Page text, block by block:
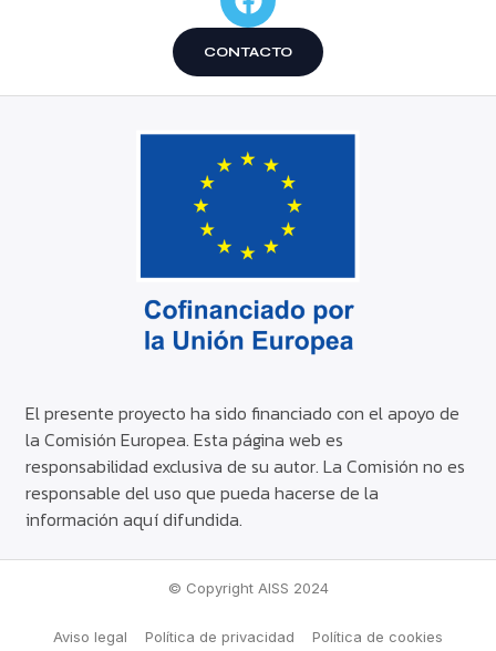
CONTACTO
El presente proyecto ha sido financiado con el apoyo de
la Comisión Europea. Esta página web es
responsabilidad exclusiva de su autor. La Comisión no es
responsable del uso que pueda hacerse de la
información aquí difundida.
© Copyright AISS 2024
Aviso legal Política de privacidad Política de cookies